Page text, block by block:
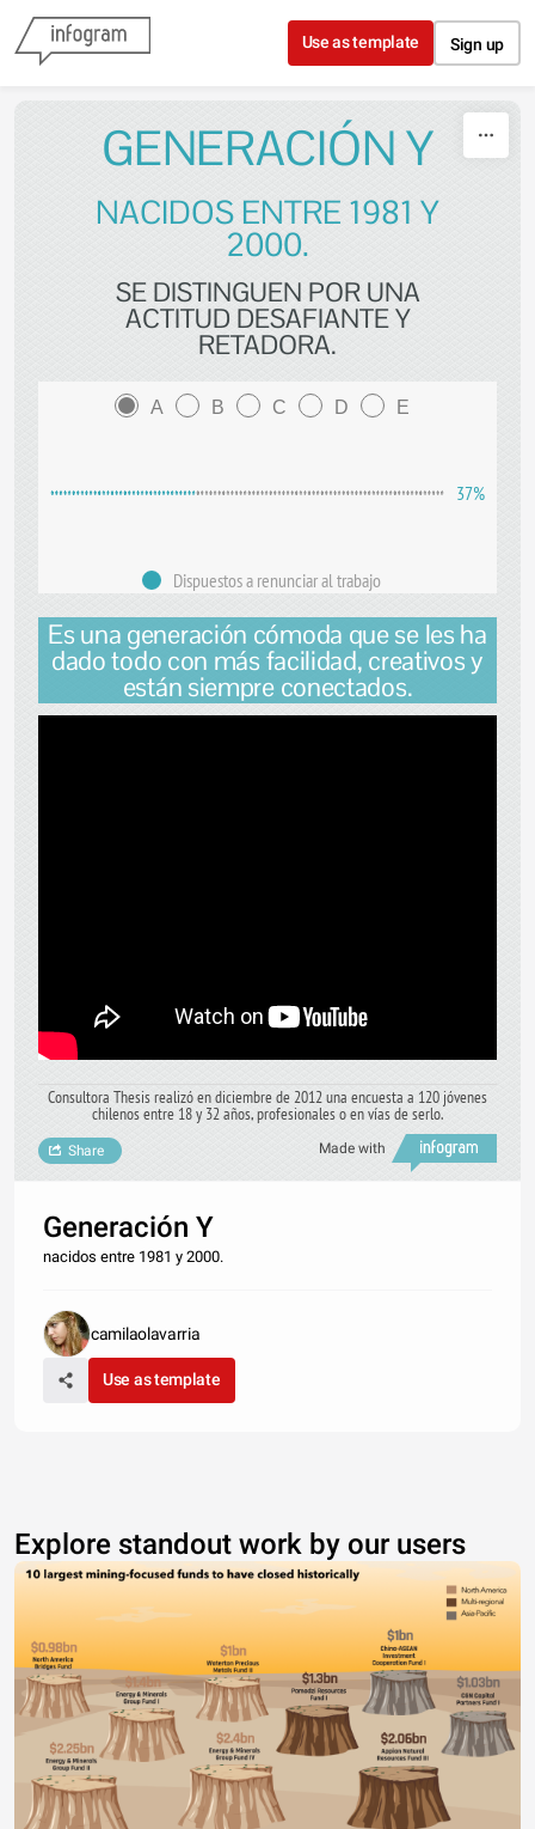
Skip to content
Use as template Sign up
GENERACIÓN Y
NACIDOS ENTRE 1981 Y
2000.
SE DISTINGUEN POR UNA
ACTITUD DESAFIANTE Y
RETADORA.
A B C D E
37%
Dispuestos a renunciar al trabajo
Es una generación cómoda que se les ha
dado todo con más facilidad, creativos y
están siempre conectados.
Consultora Thesis realizó en diciembre de 2012 una encuesta a 120 jóvenes
chilenos entre 18 y 32 años, profesionales o en vías de serlo.
Made with
Share
Generación Y
nacidos entre 1981 y 2000.
camilaolavarria
Use as template
Explore standout work by our users